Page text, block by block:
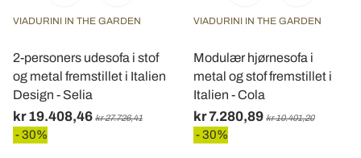
VIADURINI IN THE GARDEN
2-personers udesofa i stof
og metal fremstillet i Italien
Design - Selia
kr 19.408,46 kr 27.726,41
- 30%
VIADURINI IN THE GARDEN
Modulær hjørnesofa i
metal og stof fremstillet i
Italien - Cola
kr 7.280,89 kr 10.401,20
- 30%